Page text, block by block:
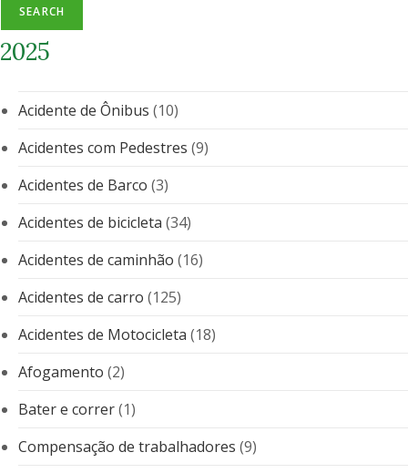
SEARCH
2025
Acidente de Ônibus (10)
Acidentes com Pedestres (9)
Acidentes de Barco (3)
Acidentes de bicicleta (34)
Acidentes de caminhão (16)
Acidentes de carro (125)
Acidentes de Motocicleta (18)
Afogamento (2)
Bater e correr(1)
Compensação de trabalhadores (9)